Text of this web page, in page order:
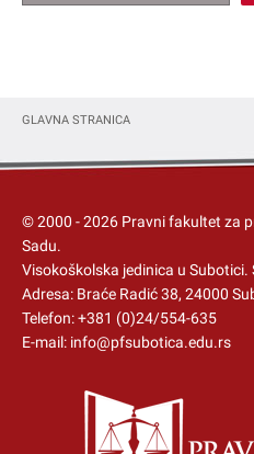
GLAVNA STRANICA
© 2000 -2026 Pravni fakultet za
Sadu.
Visokoškolska jedinica u Subotici.
Adresa: Braće Radić 38, 24000
Telefon:+381 (0)24/554-635
E-mail: info@pfsubotica.edu.rs